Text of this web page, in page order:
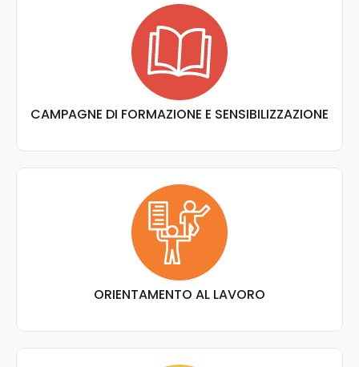
CAMPAGNE DI FORMAZIONE E SENSIBILIZZAZIONE
ORIENTAMENTO AL LAVORO